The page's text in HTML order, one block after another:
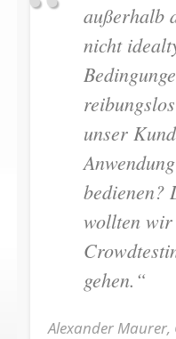
außerhalb
nicht
unser
bedienen?
wollten
gehen.“
Alexander